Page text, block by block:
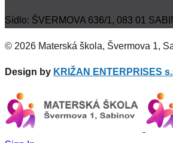
Sídlo: ŠVERMOVA 636/1, 083 01
© 2026 Materská škola, Švermova 1,
Design by KRIŽAN ENTERPRISES